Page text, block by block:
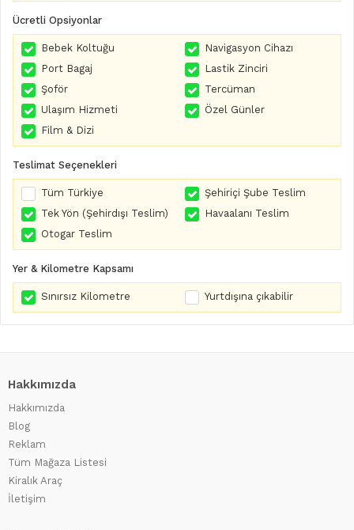
Ücretli Opsiyonlar
Bebek Koltuğu
Navigasyon Cihazı
Port Bagaj
Lastik Zinciri
Şoför
Tercüman
Ulaşım Hizmeti
Özel Günler
Film & Dizi
Teslimat Seçenekleri
Tüm Türkiye
Şehiriçi Şube Teslim
Tek Yön (Şehirdışı Teslim)
Havaalanı Teslim
Otogar Teslim
Yer & Kilometre Kapsamı
Sınırsız Kilometre Yurtdışına çıkabilir
Hakkımızda
Hakkımızda
Blog
Reklam
Tüm Mağaza Listesi
Kiralık Araç
İletişim